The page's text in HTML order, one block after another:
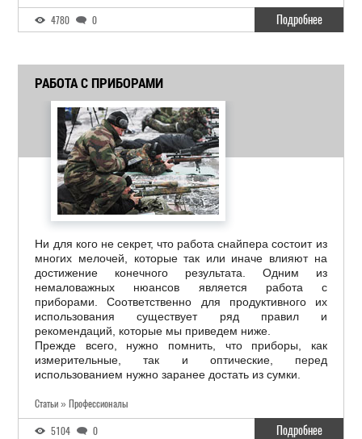
4780 0 Подробнее
РАБОТА С ПРИБОРАМИ
Ни для кого не секрет, что работа снайпера состоит из
многих мелочей, которые так или иначе влияют на
достижение конечного результата. Одним из
немаловажных нюансов является работа с
приборами. Соответственно для продуктивного их
использования существует ряд правил и
рекомендаций, которые мы приведем ниже.
Прежде всего, нужно помнить, что приборы, как
измерительные, так и оптические, перед
использованием нужно заранее достать из сумки.
Статьи » Профессионалы
5104 0 Подробнее